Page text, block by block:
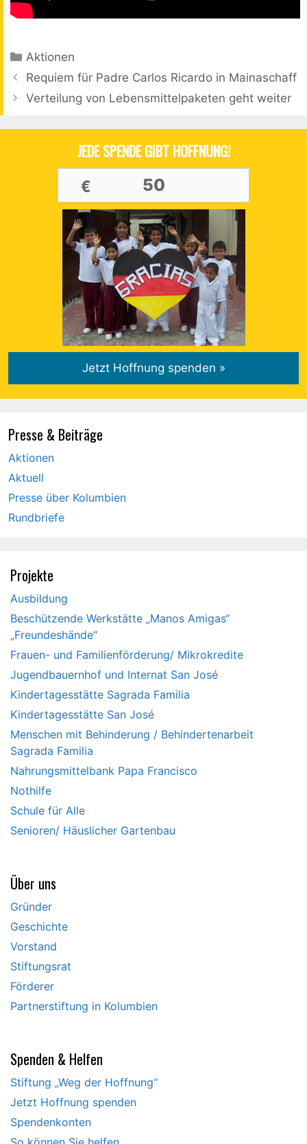
Kategorien
Aktionen
Beitrags-
Navigation
Requiem für Padre Carlos Ricardo in Mainaschaff
Verteilung von Lebensmittelpaketen geht weiter
JEDE SPENDE GIBT HOFFNUNG!
Presse & Beiträge
Aktionen
Aktuell
Presse über Kolumbien
Rundbriefe
Projekte
Ausbildung
Beschützende Werkstätte „Manos Amigas“
„Freundeshände“
Frauen- und Familienförderung/ Mikrokredite
Jugendbauernhof und Internat San José
Kindertagesstätte Sagrada Familia
Kindertagesstätte San José
Menschen mit Behinderung / Behindertenarbeit
Sagrada Familia
Nahrungsmittelbank Papa Francisco
Nothilfe
Schule für Alle
Senioren/ Häuslicher Gartenbau
Über uns
Gründer
Geschichte
Vorstand
Stiftungsrat
Förderer
Partnerstiftung in Kolumbien
Spenden & Helfen
Stiftung „Weg der Hoffnung“
Jetzt Hoffnung spenden
Spendenkonten